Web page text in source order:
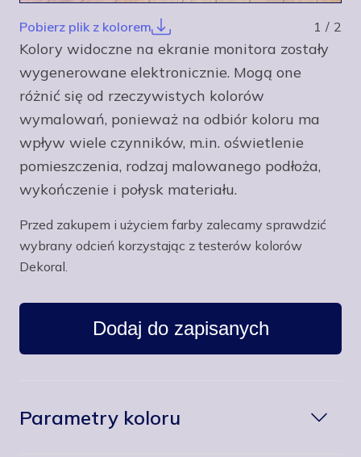
Pobierz plik z kolorem 1 / 2
Kolory widoczne na ekranie monitora zostały
wygenerowane elektronicznie. Mogą one
różnić się od rzeczywistych kolorów
wymalowań, ponieważ na odbiór koloru ma
wpływ wiele czynników, m.in. oświetlenie
pomieszczenia, rodzaj malowanego podłoża,
wykończenie i połysk materiału.
Przed zakupem i użyciem farby zalecamy sprawdzić
wybrany odcień korzystając z testerów kolorów
Dekoral.
Dodaj do zapisanych
Parametry koloru